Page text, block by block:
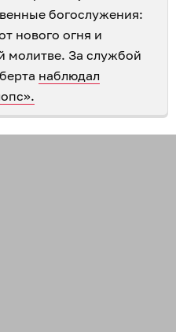
богослужения:
нового огня и
молитве. За службой
наблюдал